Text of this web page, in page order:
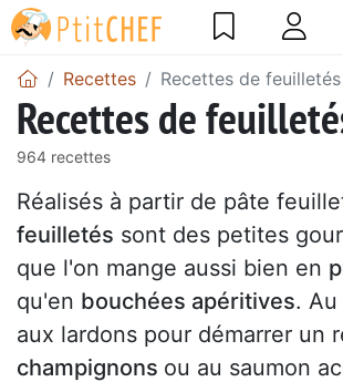
Recettes Recettes de feuilletés
Recettes de
964 recettes
Réalisés à partir de pâte
feuilletés sont des petites
que l'on mange aussi bien en
qu'en bouchées apéritives. Au
aux lardons pour démarrer un
champignons ou au saumon